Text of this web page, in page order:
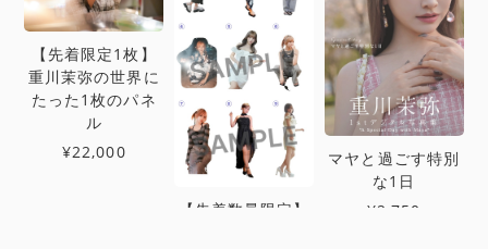
【先着限定1枚】
重川茉弥の世界に
たった1枚のパネ
ル
¥22,000
【先着数量限定】
マヤと過ごす特別
な1日
¥2,750